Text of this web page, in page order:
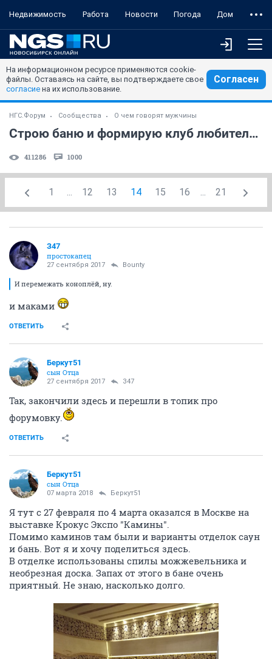
Недвижимость Работа Новости Погода Дом
На информационном ресурсе применяются cookie-
файлы. Оставаясь на сайте, вы подтверждаете свое
согласие на их использование.
Согласен
НГС.Форум Сообщества О чем говорят мужчины
Строю баню и формирую клуб любителей бани.NF! (часть 2)
411286 1000
1 ... 12 13 14 15 16 ... 21
З47
простокапец
27 сентября 2017 Bounty
И перемежать коноплёй, ну.
и маками
ОТВЕТИТЬ
Беркут51
сын Отца
27 сентября 2017 З47
Так, закончили здесь и перешли в топик про
форумовку.
ОТВЕТИТЬ
Беркут51
сын Отца
07 марта 2018 Беркут51
Я тут с 27 февраля по 4 марта оказался в Москве на
выставке Крокус Экспо "Камины".
Помимо каминов там были и варианты отделок саун
и бань. Вот я и хочу поделиться здесь.
В отделке использованы спилы можжевельника и
необрезная доска. Запах от этого в бане очень
приятный. Не знаю, насколько долго.